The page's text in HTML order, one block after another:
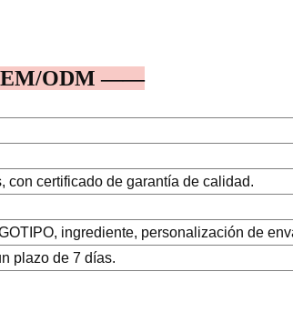
ODM ——
con certificado de garantía de calidad.
ingrediente, personalización de
plazo de 7 días.